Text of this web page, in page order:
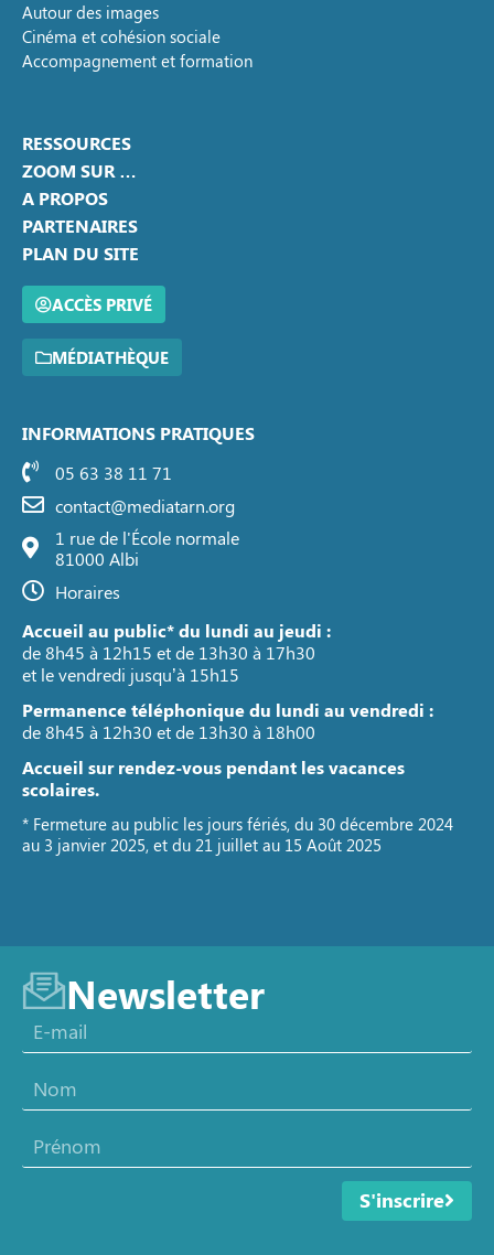
Autour des images
Cinéma et cohésion sociale
Accompagnement et formation
RESSOURCES
ZOOM SUR …
A PROPOS
PARTENAIRES
PLAN DU SITE
ACCÈS PRIVÉ
MÉDIATHÈQUE
INFORMATIONS PRATIQUES
05 63 38 11 71
contact@mediatarn.org
1 rue de l'École normale
81000 Albi
Horaires
Accueil au public* du lundi au jeudi :
de 8h45 à 12h15 et de 13h30 à 17h30
et le vendredi jusqu’à 15h15
Permanence téléphonique du lundi au vendredi :
de 8h45 à 12h30 et de 13h30 à 18h00
Accueil sur rendez-vous pendant les vacances
scolaires.
* Fermeture au public les jours fériés, du 30 décembre 2024
au 3 janvier 2025, et du 21 juillet au 15 Août 2025
Newsletter
S'inscrire